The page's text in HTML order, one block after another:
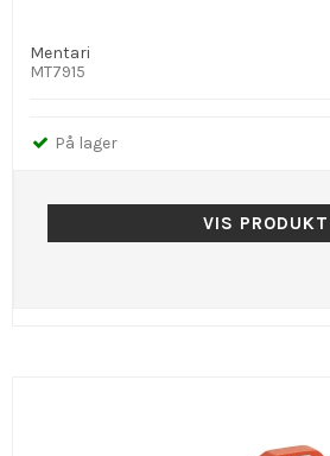
Mentari
MT7915
På lager
VIS PRODUKT